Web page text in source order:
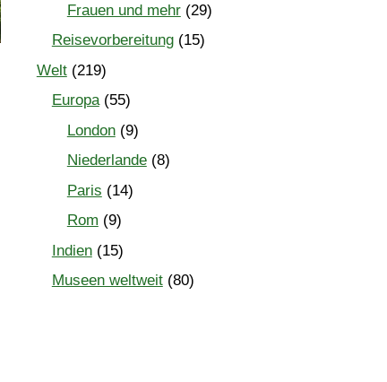
Frauen und mehr(29)
Reisevorbereitung(15)
Welt(219)
Europa(55)
London(9)
Niederlande(8)
Paris (14)
Rom (9)
Indien(15)
Museen weltweit(80)